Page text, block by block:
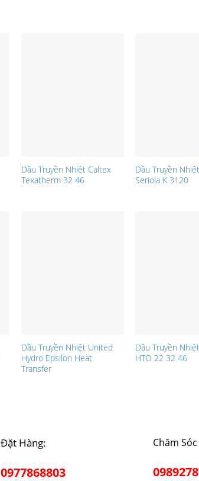
Dầu Truyền Nhiệt Caltex
Texatherm 32 46
Dầu Truyền
Seriola K 3120
Dầu Truyền Nhiệt United
Hydro Epsilon Heat
Transfer
Dầu Truyền
HTO 22 32 46
Đặt Hàng:
0977868803
Chăm